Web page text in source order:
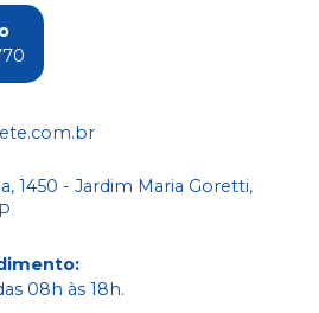
1450 - Jardim Maria Goretti,
:
08h às 18h.